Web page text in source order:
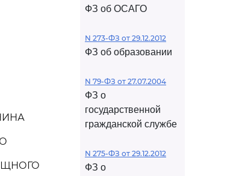
ФЗ об ОСАГО
N 273-ФЗ от 29.12.2012
ФЗ об образовании
N 79-ФЗ от 27.07.2004
ФЗ о
государственной
гражданской службе
N 275-ФЗ от 29.12.2012
ФЗ о